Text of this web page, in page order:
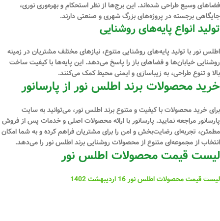
فضاهای وسیع طراحی شده‌اند. این برج‌ها از نظر استحکام و بهره‌وری نوری،
جایگاهی برجسته در پروژه‌های بزرگ شهری و صنعتی دارند.
تولید انواع پایه‌های روشنایی
اطلس نور با تولید پایه‌های روشنایی متنوع، نیازهای مختلف مشتریان در زمینه
روشنایی خیابان‌ها و فضاهای باز را پاسخ می‌دهد. این پایه‌ها با کیفیت ساخت
بالا و تنوع طراحی، به زیباسازی و ایمنی محیط کمک می‌کنند.
خرید محصولات برند اطلس نور از پارسانور
برای خرید محصولات با کیفیت و متنوع برند اطلس نور، می‌توانید به سایت
پارسانور مراجعه نمایید. پارسانور با ارائه محصولات اصلی و خدمات پس از فروش
مطمئن، تجربه‌ای رضایت‌بخش و امن را برای مشتریان فراهم کرده و به شما امکان
انتخاب از مجموعه‌ای متنوع از محصولات روشنایی برند اطلس نور را می‌دهد.
لیست قیمت محصولات اطلس نور
لیست قیمت محصولات اطلس نور 16 اردیبهشت 1402